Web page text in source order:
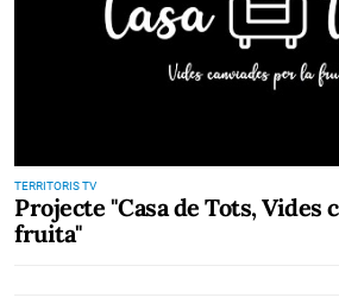
TERRITORIS TV
Projecte "Casa de Tots, Vides
fruita"